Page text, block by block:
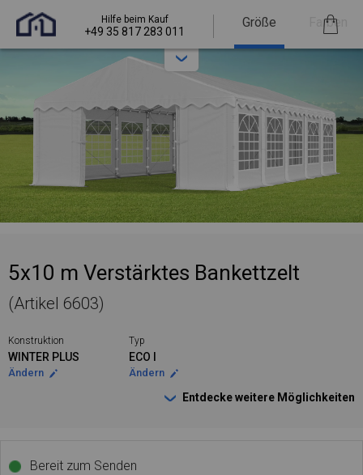
Hilfe beim Kauf
+49 35 817 283 011
Größe Farben
5x10 m Verstärktes Bankettzelt
(Artikel 6603)
Konstruktion
WINTER PLUS
Ändern
Typ
ECO I
Ändern
Entdecke weitere Möglichkeiten
Bereit zum Senden